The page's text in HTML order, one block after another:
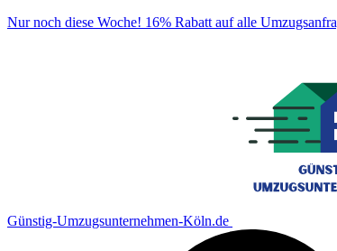
Nur noch diese Woche! 16% Rabatt auf alle
Günstig-Umzugsunternehmen-Köln.de